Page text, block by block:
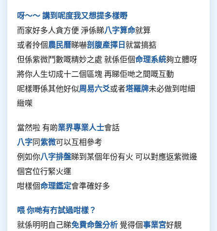
呀～～ 講到呢度我又想提多樣嘢
而家好多人貪方便 淨係睇八字算命就算
或者拎個農民曆睇嚇剖腹產擇日就當搞掂
但係紫微鬥數嘅精妙之處 就係佢個命理系統夠立體呀
將你人生切成十二個區塊 再睇佢哋之間嘅互動
呢樣嘢係其他好似周易六爻或者塔羅牌未必做到咁細
緻㗎
當然啦 有啲業界專業人士會話
八字同紫微可以互相參考
例如你八字排盤睇到某個年份有火 可以對應返紫微邊
個宮位行緊火運
咁樣個命理鑑定會準確好多
喂 你哋有冇試過咁樣？
就係明明自己睇免費命盤分析 覺得個事業宮好靚